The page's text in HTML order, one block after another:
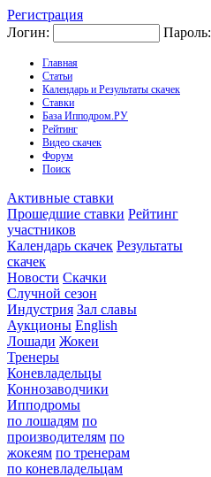
Регистрация
Логин:
Пароль:
Главная
Статьи
Календарь и Результаты скачек
Ставки
База Ипподром.РУ
Рейтинг
Видео скачек
Форум
Поиск
Активные ставки
Прошедшие ставки Рейтинг
участников
Календарь скачек Результаты
скачек
Новости Скачки
Случной сезон
Индустрия Зал славы
Аукционы English
Лошади Жокеи
Тренеры
Коневладельцы
Коннозаводчики
Ипподромы
по лошадям по
производителям по
жокеям по тренерам
по коневладельцам